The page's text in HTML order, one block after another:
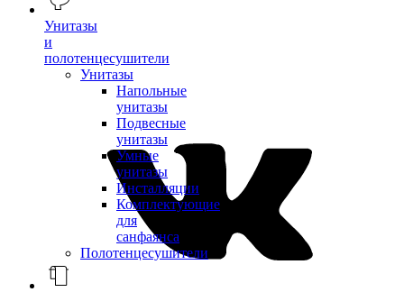
Унитазы
и
полотенцесушители
Унитазы
Напольные
унитазы
Подвесные
унитазы
Умные
унитазы
Инсталляции
Комплектующие
для
санфаянса
Полотенцесушители